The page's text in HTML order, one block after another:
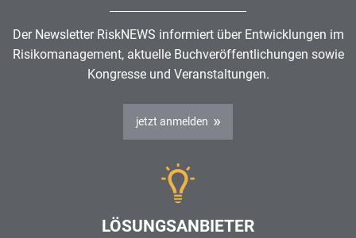
Der Newsletter RiskNEWS informiert über Entwicklungen im
Risikomanagement, aktuelle Buchveröffentlichungen sowie
Kongresse und Veranstaltungen.
jetzt anmelden
LÖSUNGSANBIETER